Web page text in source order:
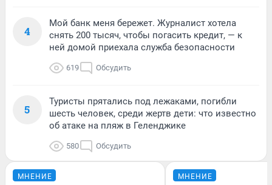
4
Мой банк меня бережет. Журналист хотела
снять 200 тысяч, чтобы погасить кредит, — к
ней домой приехала служба безопасности
619 Обсудить
5
Туристы прятались под лежаками, погибли
шесть человек, среди жертв дети: что известно
об атаке на пляж в Геленджике
580 Обсудить
МНЕНИЕ МНЕНИЕ